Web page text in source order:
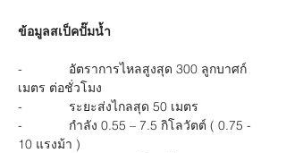
ข้อมูลสเป็คปั๊มน้ำ
-             อัตราการไหลสูงสุด 300 ลูกบาศก์
เมตร ต่อชั่วโมง
-             ระยะส่งไกลสุด 50 เมตร
-             กำลัง 0.55 – 7.5 กิโลวัตต์ ( 0.75 -
10 แรงม้า )